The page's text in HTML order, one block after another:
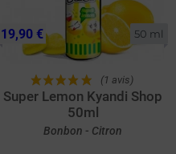
50 ml
(1 avis)
Super Lemon Kyandi Shop
50ml
Bonbon - Citron
19,90 €